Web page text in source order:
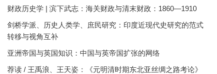
财政历史学 | 滨下武志：海关财政与清末财政：1860—1910
剑桥学派、历史人类学、庶民研究：印度近现代史研究的范式
转移与视角互补
亚洲帝国与英国知识：中国与英帝国扩张的网络
荐读 / 王禹浪、王天姿：《元明清时期东北亚丝绸之路考论》